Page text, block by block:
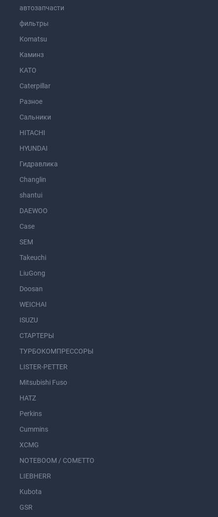
автозапчасти
фильтры
Komatsu
Каминз
KATO
Caterpillar
Разное
Сальники
HITACHI
HYUNDAI
Гидравлика
Changlin
shantui
DAEWOO
Case
SEM
Takeuchi
LiuGong
Doosan
WEICHAI
ISUZU
СТАРТЕРЫ
ТУРБОКОМПРЕССОРЫ
LISTER-PETTER
Mitsubishi Fuso
HATZ
Perkins
Cummins
XCMG
NOTEBOOM / COMETTO
LIEBHERR
Kubota
GSR